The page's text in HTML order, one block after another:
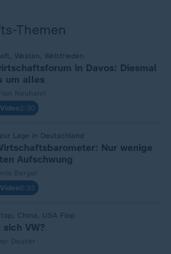
Themen
Westen, Weltfrieden
in Davos: Diesmal
um alles
2:30
Lage in Deutschland
Nur wenige
Aufschwung
8:33
China, USA Flop
sich VW?